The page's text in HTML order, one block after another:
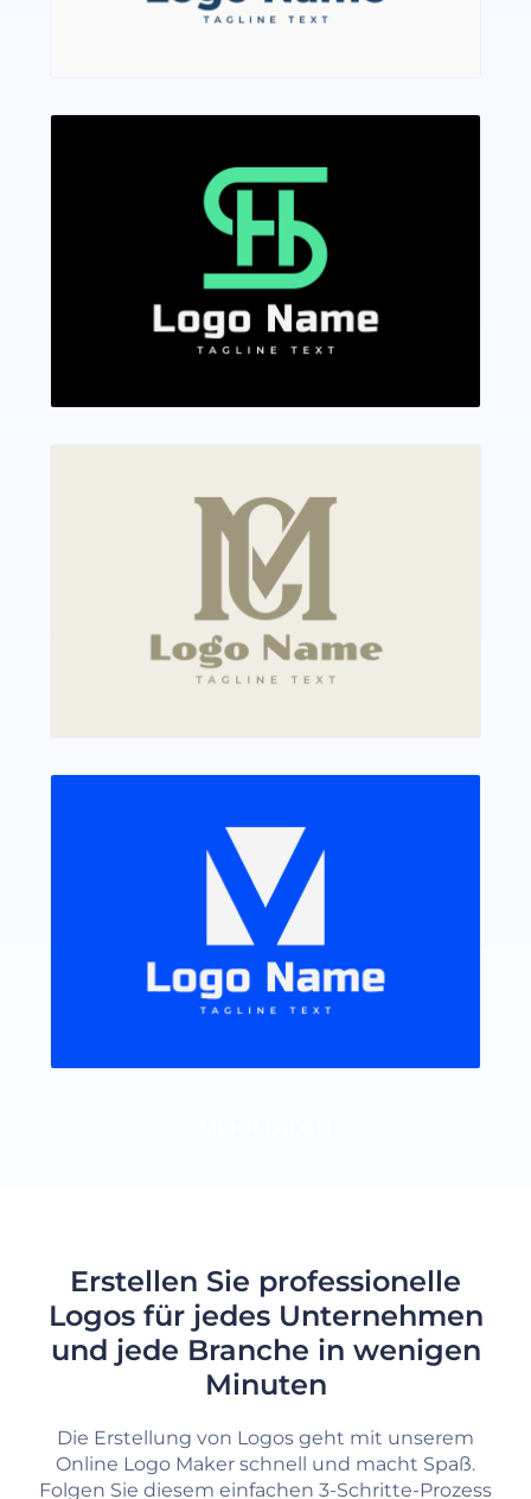
Erstellen Sie professionelle
Logos für jedes Unternehmen
und jede Branche in wenigen
Minuten
Die Erstellung von Logos geht mit unserem
Online Logo Maker schnell und macht Spaß.
Folgen Sie diesem einfachen 3-Schritte-Prozess